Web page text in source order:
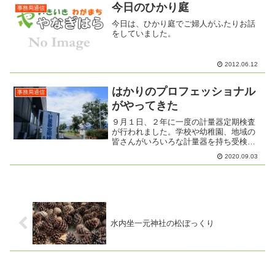
事務局通信 今日のひかり庭
今日は、ひかり庭でご婦人がふたりお話
をしていました。
2012.06.12
事務局通信
はかりのプロフェッショナル
がやってきた
９月１日、２年に一度の計量器定期検査
が行われました。学校や幼稚園、地域の
皆さんがいろいろな計量器を持ち受検さ
れていました。 北海道と
沖縄では、調整が異なるなど「はかり」
2020.09.03
水内坐一元神社の松ぼっくり